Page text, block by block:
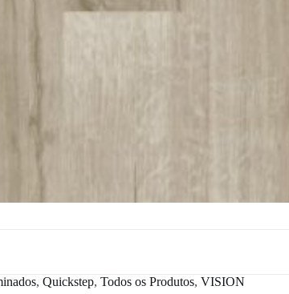
, Quickstep, Todos os Produtos, VISION